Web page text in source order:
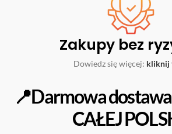
Zakupy bez
Dowiedz się więcej: kliknij
📍Darmowa
CAŁEJ